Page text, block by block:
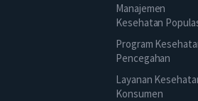
Manajemen
Kesehatan
Program
Pencegahan
Layanan
Konsumen